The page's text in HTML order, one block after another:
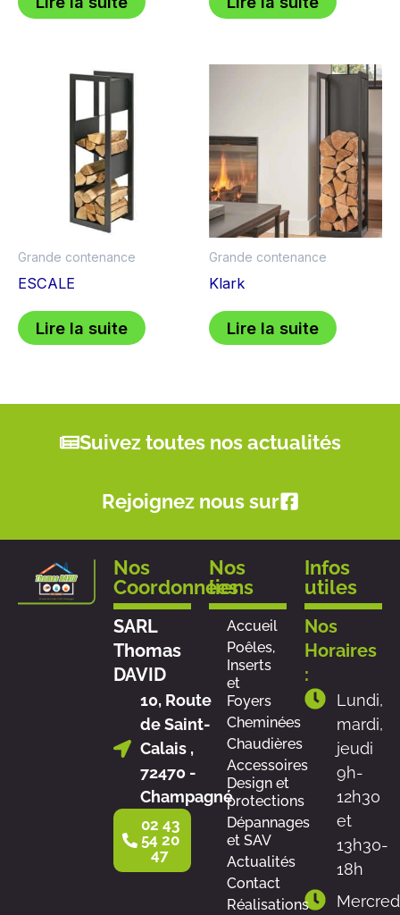
Grande contenance
ESCALE
Lire la suite
Grande contenance
Klark
Lire la suite
Suivez toutes nos actualités
Rejoignez nous sur
Nos
Coordonnées
SARL
Thomas
DAVID
10, Route
de Saint-
Calais ,
72470 -
Champagné
02 43
54 20
47
Nos
liens
Accueil
Poêles,
Inserts
et
Foyers
Cheminées
Chaudières
Accessoires
Design et
protections
Dépannages
et SAV
Actualités
Contact
Réalisations
Infos
utiles
Nos
Horaires
:
Lundi,
mardi,
jeudi
9h-
12h30
et
13h30-
18h